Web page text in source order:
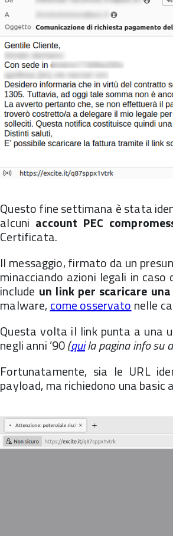
Questo fine settimana è stata
alcuni account PEC
Certificata.
Il messaggio, firmato da un
minacciando azioni legali in
include un link per scaricare
malware,come osservatonelle
Questa volta il link punta a una
negli anni ’90(quila pagina info su
Fortunatamente, sia le URL
payload, ma richiedono una basic